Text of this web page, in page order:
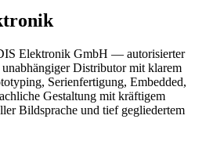
Elektronik GmbH — autorisierter
Distributor mit klarem
Serienfertigung, Embedded,
Gestaltung mit kräftigem
Bildsprache und tief gegliedertem